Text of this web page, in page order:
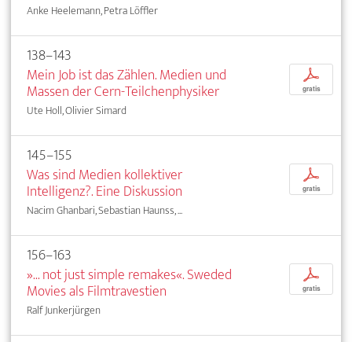
Anke Heelemann, Petra Löffler
138–143
Mein Job ist das Zählen. Medien und
Massen der Cern-Teilchenphysiker
Ute Holl, Olivier Simard
p
gratis
145–155
Was sind Medien kollektiver
Intelligenz?. Eine Diskussion
Nacim Ghanbari, Sebastian Haunss, ...
p
gratis
156–163
»... not just simple remakes«. Sweded
Movies als Filmtravestien
Ralf Junkerjürgen
p
gratis